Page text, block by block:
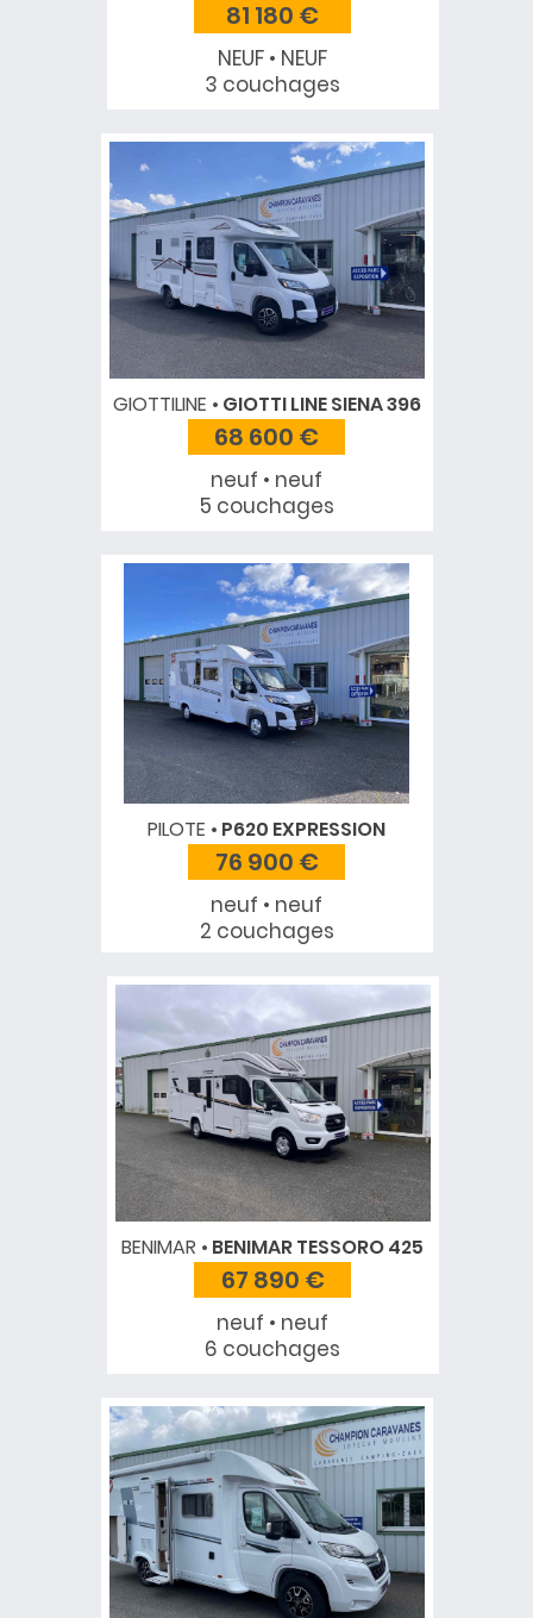
81 180 €
NEUF • NEUF
3 couchages
GIOTTILINE GIOTTI LINE SIENA 396
68 600 €
neuf • neuf
5 couchages
PILOTE P620 EXPRESSION
76 900 €
neuf • neuf
2 couchages
BENIMAR BENIMAR TESSORO 425
67 890 €
neuf • neuf
6 couchages